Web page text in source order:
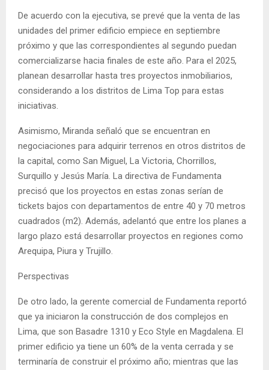
De acuerdo con la ejecutiva, se prevé que la venta de las
unidades del primer edificio empiece en septiembre
próximo y que las correspondientes al segundo puedan
comercializarse hacia finales de este año. Para el 2025,
planean desarrollar hasta tres proyectos inmobiliarios,
considerando a los distritos de Lima Top para estas
iniciativas.
Asimismo, Miranda señaló que se encuentran en
negociaciones para adquirir terrenos en otros distritos de
la capital, como San Miguel, La Victoria, Chorrillos,
Surquillo y Jesús María. La directiva de Fundamenta
precisó que los proyectos en estas zonas serían de
tickets bajos con departamentos de entre 40 y 70 metros
cuadrados (m2). Además, adelantó que entre los planes a
largo plazo está desarrollar proyectos en regiones como
Arequipa, Piura y Trujillo.
Perspectivas
De otro lado, la gerente comercial de Fundamenta reportó
que ya iniciaron la construcción de dos complejos en
Lima, que son Basadre 1310 y Eco Style en Magdalena. El
primer edificio ya tiene un 60% de la venta cerrada y se
terminaría de construir el próximo año; mientras que las